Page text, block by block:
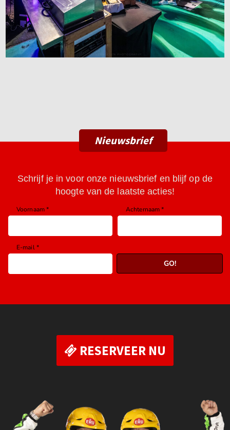
Nieuwsbrief
RESERVEER NU